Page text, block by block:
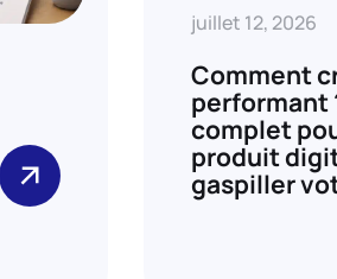
juillet 12, 2026
Comment
performant
complet
produit
gaspiller